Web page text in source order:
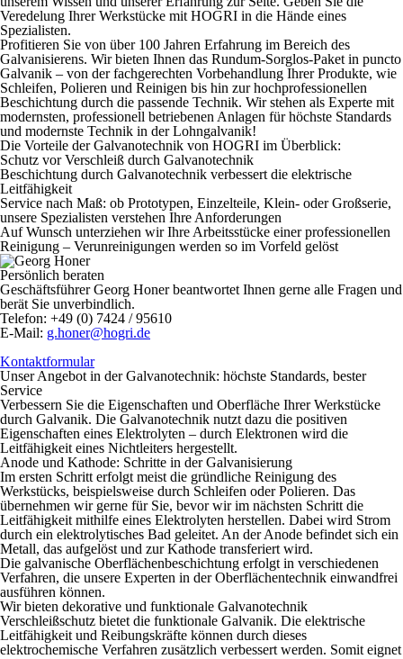
Veredelung Ihrer Werkstücke mit HOGRI in die Hände eines
Spezialisten.
Profitieren Sie von über 100 Jahren Erfahrung im Bereich des
Galvanisierens. Wir bieten Ihnen das Rundum-Sorglos-Paket in puncto
Galvanik – von der fachgerechten Vorbehandlung Ihrer Produkte, wie
Schleifen, Polieren und Reinigen bis hin zur hochprofessionellen
Beschichtung durch die passende Technik. Wir stehen als Experte mit
modernsten, professionell betriebenen Anlagen für höchste Standards
und modernste Technik in der Lohngalvanik!
Die Vorteile der Galvanotechnik von HOGRI im Überblick:
Schutz vor Verschleiß durch Galvanotechnik
Beschichtung durch Galvanotechnik verbessert die elektrische
Leitfähigkeit
Service nach Maß: ob Prototypen, Einzelteile, Klein- oder Großserie,
unsere Spezialisten verstehen Ihre Anforderungen
Auf Wunsch unterziehen wir Ihre Arbeitsstücke einerprofessionellen
Reinigung – Verunreinigungen werden so im Vorfeld gelöst
Persönlich beraten
Geschäftsführer Georg Honer beantwortet Ihnen gerne alle Fragen und
berät Sie unverbindlich.
Telefon: +49 (0) 7424 / 95610
E-Mail: g.honer@hogri.de
Kontaktformular
Unser Angebot in der Galvanotechnik: höchste Standards, bester
Service
Verbessern Sie die Eigenschaften und Oberfläche Ihrer Werkstücke
durch Galvanik. Die Galvanotechnik nutzt dazu die positiven
Eigenschaften eines Elektrolyten – durch Elektronen wird die
Leitfähigkeit eines Nichtleiters hergestellt.
Anode und Kathode: Schritte in der Galvanisierung
Im ersten Schritt erfolgt meist die gründliche Reinigung des
Werkstücks, beispielsweise durch Schleifen oder Polieren. Das
übernehmen wir gerne für Sie, bevor wir im nächsten Schritt die
Leitfähigkeit mithilfe eines Elektrolyten herstellen. Dabei wird Strom
durch ein elektrolytisches Bad geleitet. An der Anode befindet sich ein
Metall, das aufgelöst und zur Kathode transferiert wird.
Die galvanische Oberflächenbeschichtung erfolgt in verschiedenen
Verfahren, die unsere Experten in der Oberflächentechnik einwandfrei
ausführen können.
Wir bieten dekorative und funktionale Galvanotechnik
Verschleißschutz bietet die funktionale Galvanik. Die elektrische
Leitfähigkeit und Reibungskräfte können durch dieses
elektrochemische Verfahren zusätzlich verbessert werden. Somit eignet